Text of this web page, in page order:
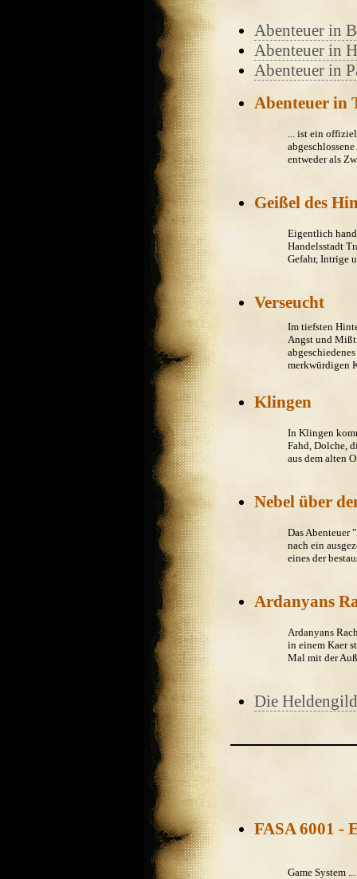
Abenteuer in
Abenteuer in
Abenteuer in
Abenteuer in
... ist ein
entweder als
Geißel des
Eigentlich
Handelsstadt
Gefahr, Intrige
Verseucht
Im tiefsten
Angst und
merkwürdigen
Klingen
In Klingen
Fahd, Dolche,
aus dem alten
Nebel über
Das Abenteuer
nach ein
eines der
Ardanyans
Ardanyans
in einem Kaer
Mal mit der
Die
FASA 6001 -
Game System ...